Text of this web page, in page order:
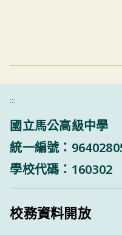
:::
國立馬公高級中學
統一編號：
學校代碼：160302
校務資料開放